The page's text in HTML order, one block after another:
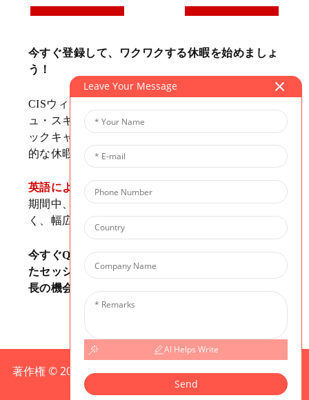
今すぐ登録して、ワクワクする休暇を始めましょ
う！
CISウィンターキャンプは、オールイングリッシ
ュ・スキーキャンプであれ、英語集中型アカデミ
ックキャンプであれ、学生にとって有意義で魅力
的な休暇体験を提供します。
英語による授業と多様な課外活動を通して
期間中、生徒たちは英語力を向上させるだけでな
く、幅広いスキルを身につけることができます。
今すぐQRコードをスキャンして、お子様に合っ
たセッションを選び、この冬、お子様に知識と成
長の機会を与えましょう！
著作権 © 2025 CIS 無断複写・転載を禁じますサイトマッ
リソース
Leave Your Message
AI Helps Write
Send